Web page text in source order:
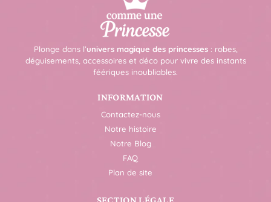
Plonge dans l’univers magique des princesses: robes,
déguisements, accessoires et déco pour vivre des instants
féériques inoubliables.
INFORMATION
Contactez-nous
Notre histoire
Notre Blog
FAQ
Plan de site
SECTION LÉGALE